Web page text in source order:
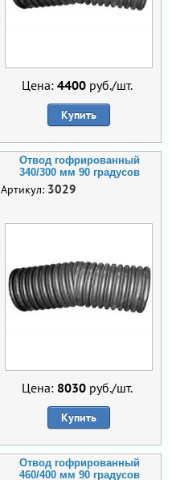
Цена: 4400руб./шт.
Купить
Отвод гофрированный
340/300 мм 90 градусов
Артикул: 3029
Цена: 8030руб./шт.
Купить
Отвод гофрированный
460/400 мм 90 градусов